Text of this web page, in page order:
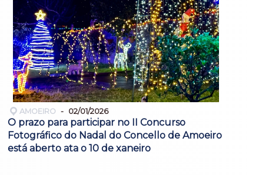
AMOEIRO 02/01/2026
O prazo para participar no II Concurso
Fotográfico do Nadal do Concello de Amoeiro
está aberto ata o 10 de xaneiro